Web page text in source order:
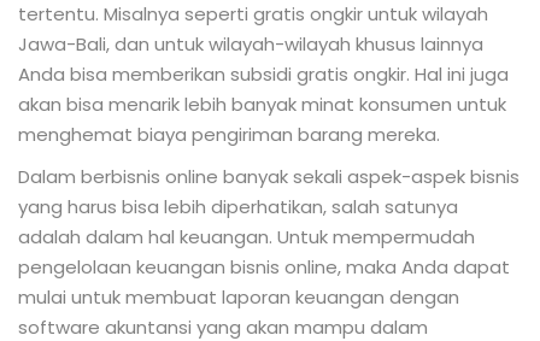
tertentu. Misalnya seperti gratis ongkir untuk wilayah
Jawa-Bali, dan untuk wilayah-wilayah khusus lainnya
Anda bisa memberikan subsidi gratis ongkir. Hal ini juga
akan bisa menarik lebih banyak minat konsumen untuk
menghemat biaya pengiriman barang mereka.
Dalam berbisnis online banyak sekali aspek-aspek bisnis
yang harus bisa lebih diperhatikan, salah satunya
adalah dalam hal keuangan. Untuk mempermudah
pengelolaan keuangan bisnis online, maka Anda dapat
mulai untuk membuat laporan keuangan dengan
software akuntansi yang akan mampu dalam